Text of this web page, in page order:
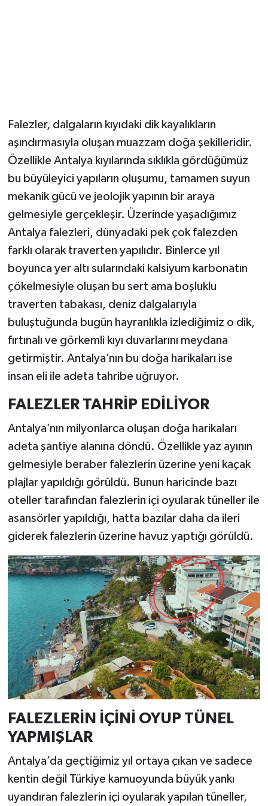
Falezler, dalgaların kıyıdaki dik kayalıkların
aşındırmasıyla oluşan muazzam doğa şekilleridir.
Özellikle Antalya kıyılarında sıklıkla gördüğümüz
bu büyüleyici yapıların oluşumu, tamamen suyun
mekanik gücü ve jeolojik yapının bir araya
gelmesiyle gerçekleşir. Üzerinde yaşadığımız
Antalya falezleri, dünyadaki pek çok falezden
farklı olarak traverten yapılıdır. Binlerce yıl
boyunca yer altı sularındaki kalsiyum karbonatın
çökelmesiyle oluşan bu sert ama boşluklu
traverten tabakası, deniz dalgalarıyla
buluştuğunda bugün hayranlıkla izlediğimiz o dik,
fırtınalı ve görkemli kıyı duvarlarını meydana
getirmiştir. Antalya’nın bu doğa harikaları ise
insan eli ile adeta tahribe uğruyor.
FALEZLER TAHRİP EDİLİYOR
Antalya’nın milyonlarca oluşan doğa harikaları
adeta şantiye alanına döndü. Özellikle yaz ayının
gelmesiyle beraber falezlerin üzerine yeni kaçak
plajlar yapıldığı görüldü. Bunun haricinde bazı
oteller tarafından falezlerin içi oyularak tüneller ile
asansörler yapıldığı, hatta bazılar daha da ileri
giderek falezlerin üzerine havuz yaptığı görüldü.
FALEZLERİN İÇİNİ OYUP TÜNEL
YAPMIŞLAR
Antalya’da geçtiğimiz yıl ortaya çıkan ve sadece
kentin değil Türkiye kamuoyunda büyük yankı
uyandıran falezlerin içi oyularak yapılan tüneller,